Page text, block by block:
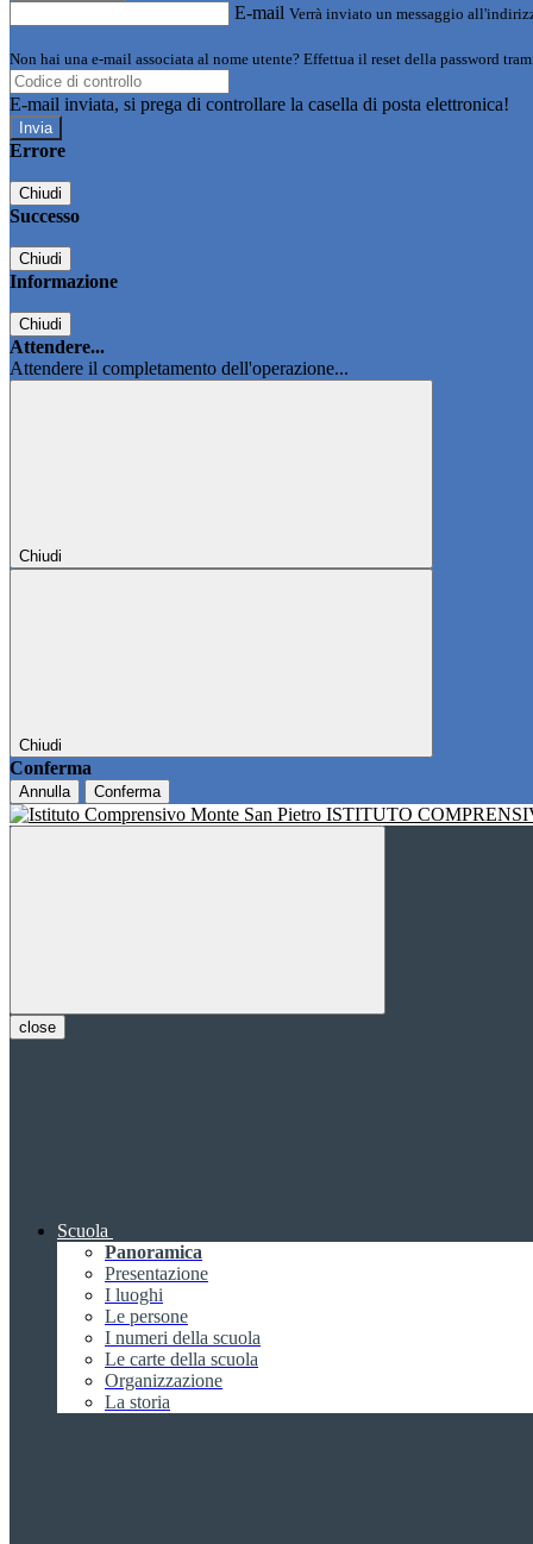
E-mail Verrà inviato un messaggio
Non hai una e-mail associata al nome utente? Effettua il reset della password
E-mail inviata, si prega di controllare la casella di posta elettronica!
Errore
Chiudi
Successo
Chiudi
Informazione
Chiudi
Attendere...
Attendere il completamento dell'operazione...
Chiudi
Chiudi
Conferma
Annulla Conferma
ISTITUTO
close
Scuola
Panoramica
Presentazione
I luoghi
Le persone
I numeri della scuola
Le carte della scuola
Organizzazione
La storia